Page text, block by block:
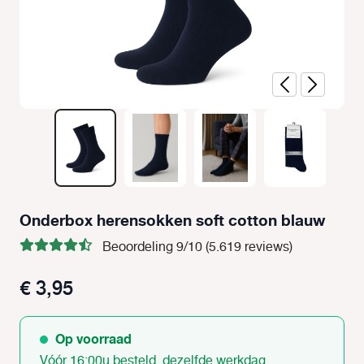
Onderbox herensokken soft cotton blauw
Beoordeling 9/10 (5.619 reviews)
€ 3,95
Op voorraad